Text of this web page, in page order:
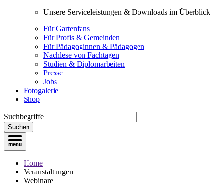
Unsere Serviceleistungen & Downloads im Überblick
Für Gartenfans
Für Profis & Gemeinden
Für Pädagoginnen & Pädagogen
Nachlese von Fachtagen
Studien & Diplomarbeiten
Presse
Jobs
Fotogalerie
Shop
Suchbegriffe
Suchen
Home
Veranstaltungen
Webinare